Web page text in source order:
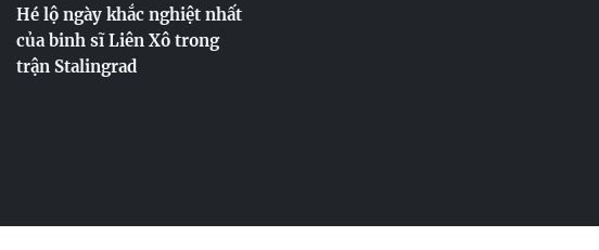
Hé lộ ngày khắc nghiệt nhất
của binh sĩ Liên Xô trong
trận Stalingrad